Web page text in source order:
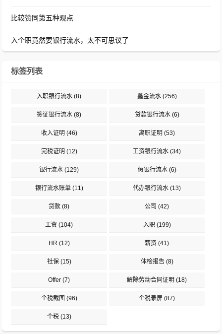
比较赞同第五种观点
入个职竟然要银行流水，太不可思议了
标签列表
入职银行流水 (8) 鑫金流水(256)
签证银行流水 (8) 贷款银行流水(6)
收入证明 (46) 离职证明 (53)
完税证明 (12) 工资银行流水 (34)
银行流水 (129) 假银行流水(6)
银行流水账单(11) 代办银行流水 (13)
贷款 (8) 公司 (42)
工资 (104) 入职 (199)
HR (12) 薪资 (41)
社保(15) 体检报告(8)
Offer (7) 解除劳动合同证明 (18)
个税截图 (96) 个税录屏 (87)
个税(13)